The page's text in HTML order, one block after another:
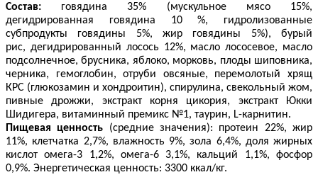
Состав: говядина 35% (мускульное мясо 15%,
дегидрированная говядина 10 %, гидролизованные
субпродукты говядины 5%, жир говядины 5%), бурый
рис, дегидрированный лосось 12%, масло лососевое, масло
подсолнечное, брусника, яблоко, морковь, плоды шиповника,
черника, гемоглобин, отруби овсяные,
перемолотый хрящ
КРС (глюкозамин и хондроитин), спирулина, свекольный жом,
пивные дрожжи, экстракт корня цикория, экстракт Юкки
Шидигера, витаминный премикс №1, таурин, L-карнитин.
Пищевая ценность (средние значения): протеин 22%, жир
11%, клетчатка 2,7%, влажность 9%, зола 6,4%, доля жирных
кислот омега-3 1,2%, омега-6 3,1%, кальций 1,1%, фосфор
0,9%. Энергетическая ценность: 3300 ккал/кг.